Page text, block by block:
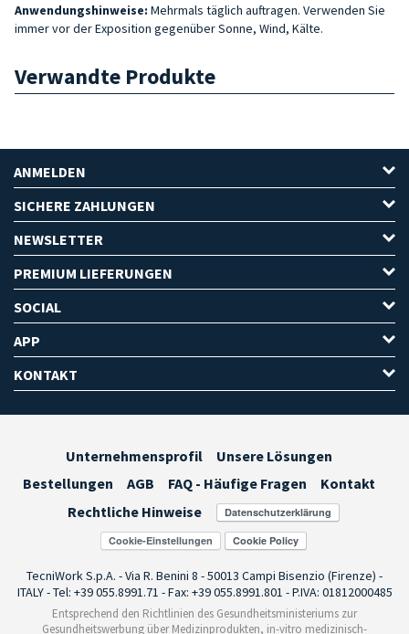
Anwendungshinweise: Mehrmals täglich auftragen. Verwenden Sie
immer vor der Exposition gegenüber Sonne, Wind, Kälte.
Verwandte Produkte
ANMELDEN
SICHERE ZAHLUNGEN
NEWSLETTER
PREMIUM LIEFERUNGEN
SOCIAL
APP
KONTAKT
Unternehmensprofil
Unsere Lösungen
Bestellungen
AGB FAQ - Häufige Fragen
Kontakt
Rechtliche Hinweise
Cookie-Einstellungen
TecniWork S.p.A. - Via R. Benini 8 - 50013 Campi Bisenzio (Firenze) -
ITALY - Tel: +39 055.8991.71 - Fax: +39 055.8991.801 - P.IVA: 01812000485
Entsprechend den Richtlinien des Gesundheitsministeriums zur
Gesundheitswerbung über Medizinprodukten, in-vitro medizinisch-